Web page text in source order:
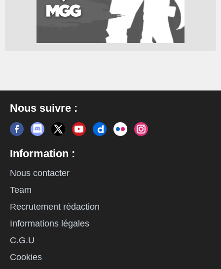
Nous suivre :
Information :
Nous contacter
Team
Recrutement rédaction
Informations légales
C.G.U
Cookies